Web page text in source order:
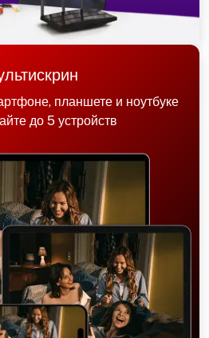
планшете и ноутбуке
до 5 устройств